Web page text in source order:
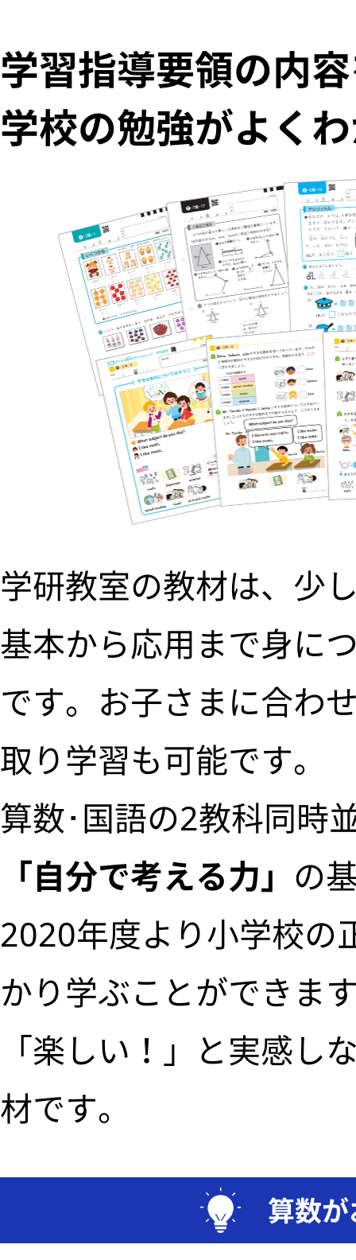
学習指導要領の内
学校の勉強がよく
学研教室の教材は、少
基本から応用まで身に
です。お子さまに合わ
取り学習も可能です。
算数･国語の2教科同時
「自分で考える力」 の
2020年度より小学校の
かり学ぶことができま
「楽しい！」と実感し
材です。
算数